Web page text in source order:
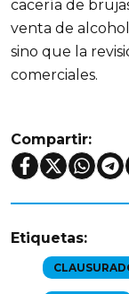
cacería de
venta de
sino que la
comerciales.
Compartir:
Etiquetas: